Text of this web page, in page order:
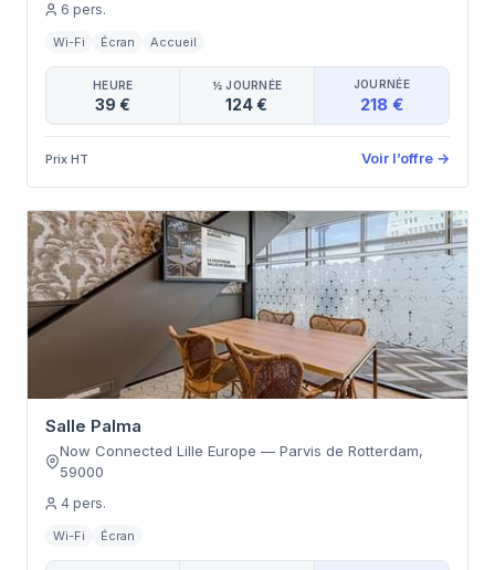
6 pers.
Wi-Fi Écran Accueil
HEURE
39 €
½ JOURNÉE
124 €
JOURNÉE
218 €
Prix HT Voir l’offre →
Salle Palma
Now Connected Lille Europe — Parvis de Rotterdam,
59000
4 pers.
Wi-Fi Écran